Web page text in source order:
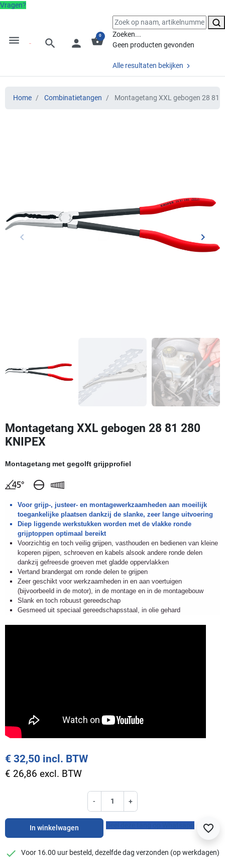
Vragen?
menu search person shopping_basket
0
Zoeken...
Geen producten gevonden
Alle resultaten bekijken
Home Combinatietangen Montagetang XXL gebogen 28 81
Vorige
keyboard_arrow_left keyboard_arrow_right
Montagetang XXL gebogen 28 81 280
KNIPEX
Montagetang met gegolft grijpprofiel
Voor grijp-, justeer- en montagewerkzaamheden aan moeilijk
toegankelijke plaatsen dankzij de slanke, zeer lange uitvoering
Diep liggende werkstukken worden met de vlakke ronde
grijptoppen optimaal bereikt
Voorzichtig en toch veilig grijpen, vasthouden en bedienen van kleine
koperen pijpen, schroeven en kabels alsook andere ronde delen
dankzij gefreesde groeven met gladde oppervlakken
Vertand brandergat om ronde delen te grijpen
Zeer geschikt voor werkzaamheden in en aan voertuigen
(bijvoorbeeld in de motor), in de montage en in de montagebouw
Slank en toch robuust gereedschap
Gesmeed uit speciaal gereedschapsstaal, in olie gehard
€ 32,50 incl. BTW
€ 26,86 excl. BTW
- +
In winkelwagen favorite_border
checkmark
Voor 16.00 uur besteld, dezelfde dag verzonden (op werkdagen)